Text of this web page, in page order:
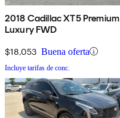
2018 Cadillac XT5 Premium
Luxury FWD
$18,053 Buena oferta
Incluye tarifas de conc.